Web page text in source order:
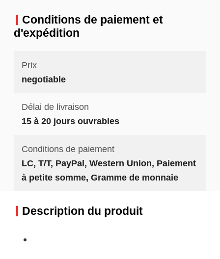
Conditions de paiement et
d'expédition
Prix
negotiable
Délai de livraison
15 à 20 jours ouvrables
Conditions de paiement
LC, T/T, PayPal, Western Union, Paiement
à petite somme, Gramme de monnaie
Description du produit